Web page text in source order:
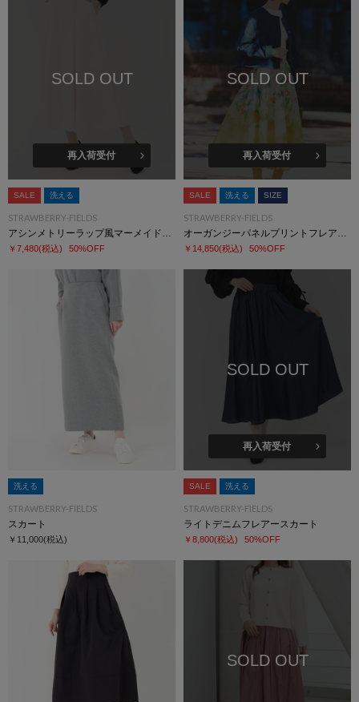
SOLD OUT
再入荷受付
SALE 洗える
STRAWBERRY-FIELDS
￥7,480(税込) 50%OFF
SOLD OUT
再入荷受付
SALE 洗える SIZE
STRAWBERRY-FIELDS
￥14,850(税込) 50%OFF
洗える
STRAWBERRY-FIELDS
スカート
￥11,000(税込)
SOLD OUT
再入荷受付
SALE 洗える
STRAWBERRY-FIELDS
ライトデニムフレアースカート
￥8,800(税込) 50%OFF
SOLD OUT